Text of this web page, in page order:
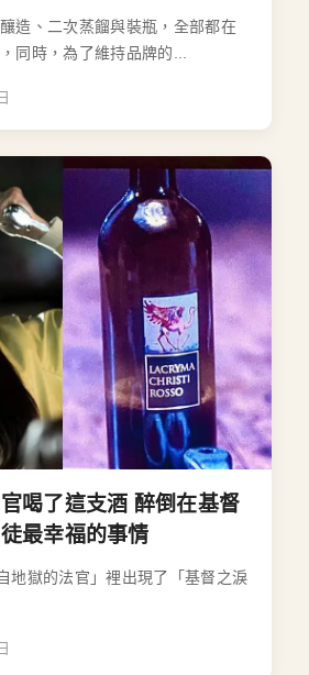
造、二次蒸餾與裝瓶，全部都在
同時，為了維持品牌的...
喝了這支酒 醉倒在基督
最幸福的事情
地獄的法官」裡出現了「基督之淚